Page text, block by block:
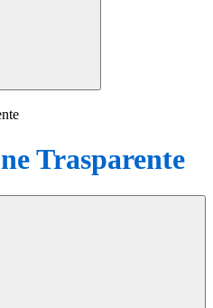
Trasparente